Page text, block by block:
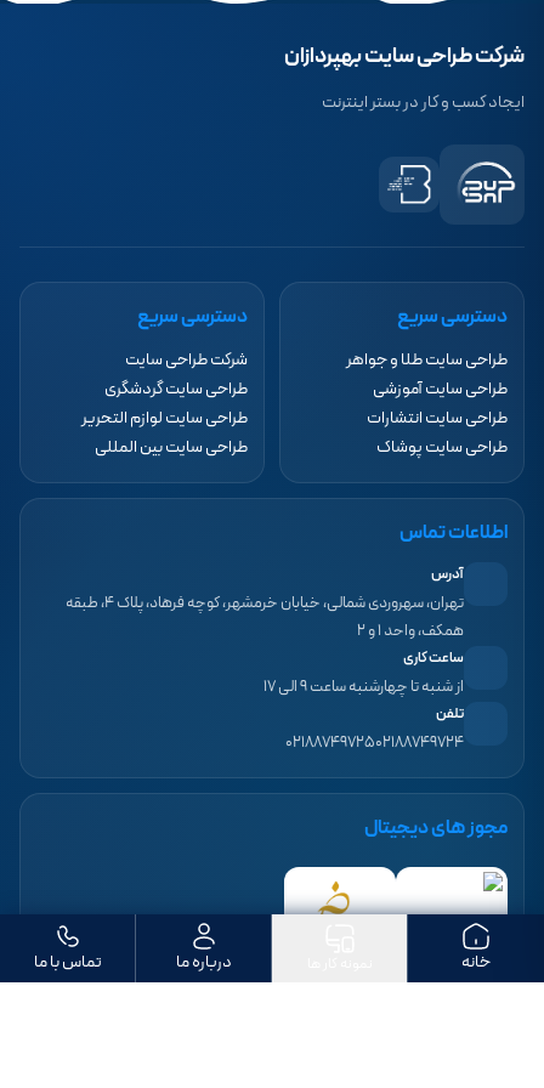
شرکت طراحی سایت بهپردازان
ایجاد کسب و کار در بستر اینترنت
دسترسی سریع
طراحی سایت طلا و جواهر
طراحی سایت آموزشی
طراحی سایت انتشارات
طراحی سایت پوشاک
دسترسی سریع
شرکت طراحی سایت
طراحی سایت گردشگری
طراحی سایت لوازم التحریر
طراحی سایت بین المللی
اطلاعات تماس
آدرس
تهران، سهروردی شمالی، خیابان خرمشهر، کوچه فرهاد، پلاک ۴، طبقه
همکف، واحد ۱ و ۲
ساعت کاری
از شنبه تا چهارشنبه ساعت ۹ الی ۱۷
تلفن
۰۲۱۸۸۷۴۹۷۲۴۰۲۱۸۸۷۴۹۷۲۵
مجوز های دیجیتال
خانه درباره ما تماس با ما